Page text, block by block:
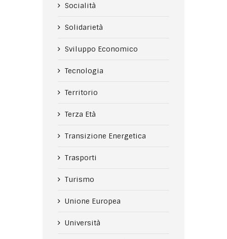
Socialità
Solidarietà
Sviluppo Economico
Tecnologia
Territorio
Terza Età
Transizione Energetica
Trasporti
Turismo
Unione Europea
Università